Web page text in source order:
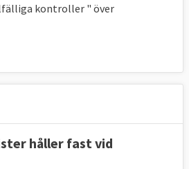
kontroller " över
håller fast vid